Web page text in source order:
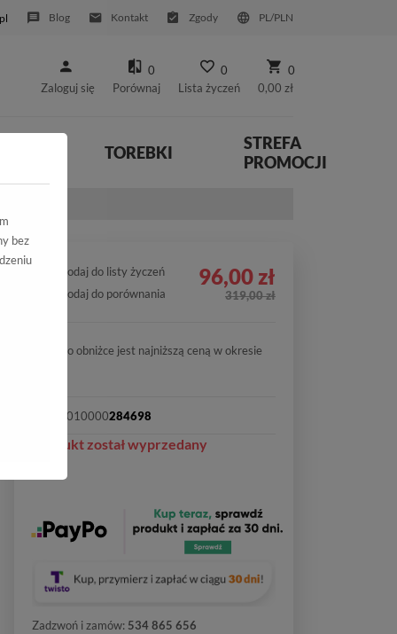
Blog Kontakt Zgody PL/PLN
Zaloguj się
0
Porównaj
0
Lista życzeń
0
0,00 zł
TOREBKI
STREFA
PROMOCJI
Dodaj do listy życzeń
Dodaj do porównania
96,00 zł
319,00 zł
Cena po obniżce jest najniższą ceną w okresie
2010000284698
Produkt został wyprzedany
Zadzwoń i zamów: 534 865 656
bez